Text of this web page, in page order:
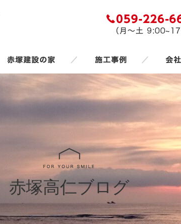
／ ／
赤塚高仁ブログ